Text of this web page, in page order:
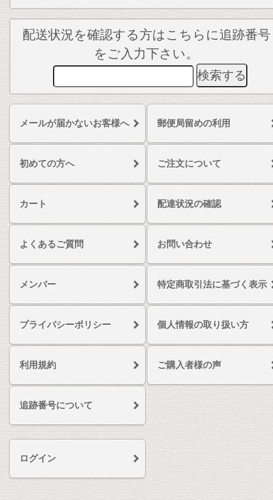
配送状況を確認する方はこちらに追跡番号
をご入力下さい。
メールが届かないお客様へ 郵便局留めの利用
初めての方へ ご注文について
カート 配達状況の確認
よくあるご質問 お問い合わせ
メンバー 特定商取引法に基づく表示
プライバシーポリシー 個人情報の取り扱い方
利用規約 ご購入者様の声
追跡番号について
ログイン